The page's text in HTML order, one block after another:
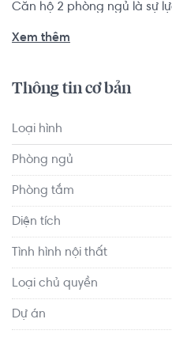
Căn hộ 2 phòng ngủ là sự
của gia đình bạn: hồ bơi
xuống hồ bơi + công viên),
hàng, siêu thị mini,.... ), hệ
sảnh lễ tân (24/24), Thẻ cư
truyền thống Tân Hương,
học từ mẫu giáo đến đại
Xem thêm
Thông tin cơ bản
Loại hình
Phòng ngủ
Phòng tắm
Diện tích
Tình hình nội thất
Loại chủ quyền
Dự án